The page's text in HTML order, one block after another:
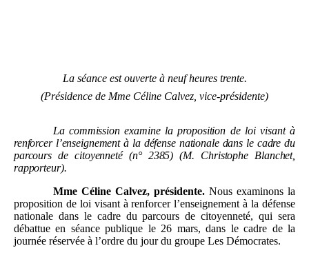
La séanceest ouverte à neuf heures trente.
(Présidence de Mme Céline Calvez, vice-présidente)
La commission examine la proposition de loi visant à
renforcer l’enseignement à la défense nationale dans le cadre du
parcours de citoyenneté (n° 2385) (M.
Christophe Blanchet,
rapporteur).
Mme Céline Calvez, présidente.Nous examinons la
proposition de loi visant à renforcer l’enseignement à la défense
nationale dans le cadre du parcours de citoyenneté, qui sera
débattue en séance publique le 26 mars, dans le cadre de la
journée réservée à l’ordre du jour du groupe Les Démocrates.